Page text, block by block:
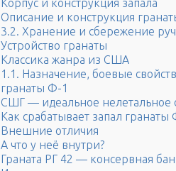
Корпус и конструкция запала
Описание и конструкция
3.2. Хранение и сбережение
Устройство гранаты
Классика жанра из США
1.1. Назначение, боевые
гранаты Ф-1
СШГ — идеальное нелетальное
Как срабатывает запал гранаты
Внешние отличия
А что у неё внутри?
Граната РГ 42 — консервная